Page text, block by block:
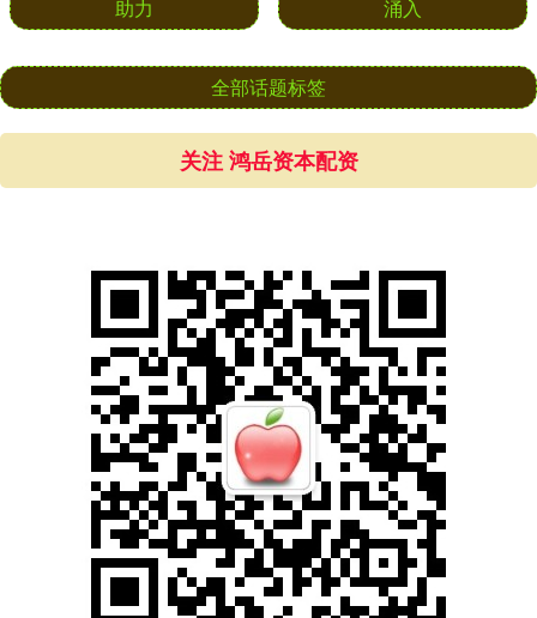
助力 涌入
全部话题标签
关注 鸿岳资本配资